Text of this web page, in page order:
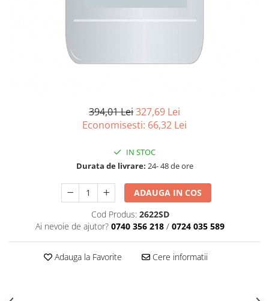
Articole Biodegradabile
Articole din Aluminiu
Articole din Carton
Articole Albe
Articole Natur
Articole Natur + Albe
394,01 Lei327,69 Lei
Economisesti: 66,32 Lei
IN STOC
Durata de livrare: 24- 48 de ore
ADAUGA IN COS
Cod Produs: 2622SD
Ai nevoie de ajutor? 0740 356 218 / 0724 035 589
Adauga la Favorite Cere informatii